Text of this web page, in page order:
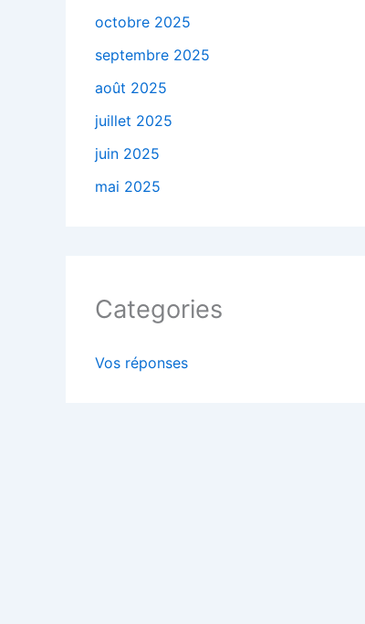
octobre 2025
septembre 2025
août 2025
juillet 2025
juin 2025
mai 2025
Categories
Vos réponses